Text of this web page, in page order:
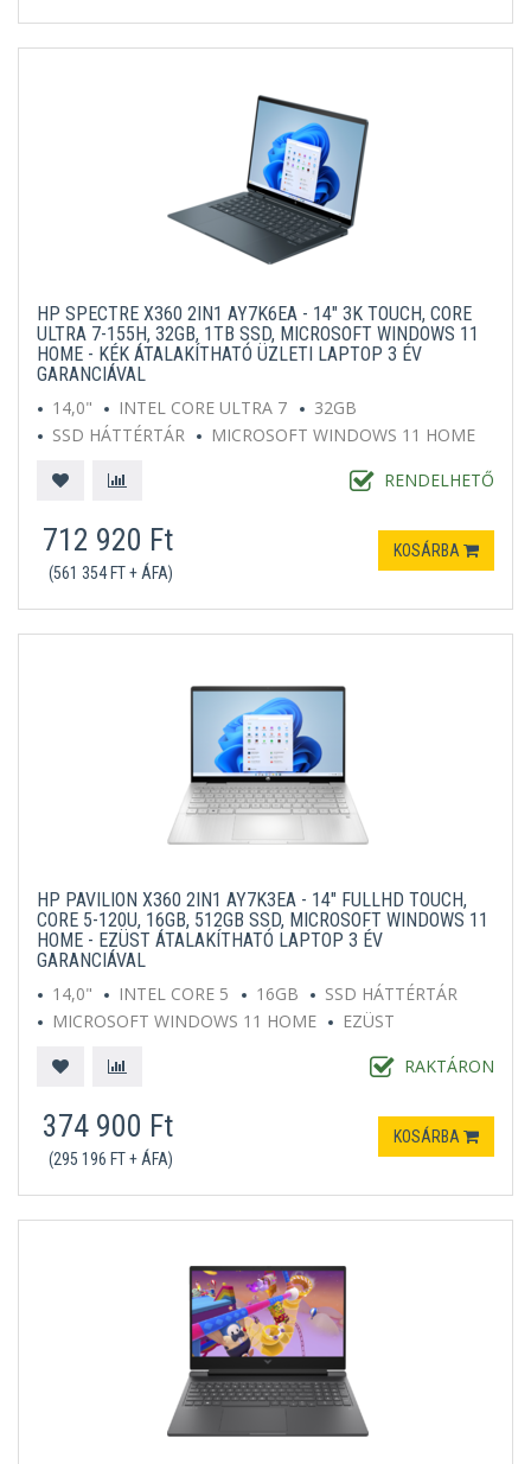
HP SPECTRE X360 2IN1 AY7K6EA - 14" 3K TOUCH, CORE
ULTRA 7-155H, 32GB, 1TB SSD, MICROSOFT WINDOWS 11
HOME - KÉK ÁTALAKÍTHATÓ ÜZLETI LAPTOP 3 ÉV
GARANCIÁVAL
14,0"
INTEL CORE ULTRA 7
32GB
SSD HÁTTÉRTÁR
MICROSOFT WINDOWS 11 HOME
RENDELHETŐ
712 920 Ft
(561 354 FT + ÁFA)
KOSÁRBA
HP PAVILION X360 2IN1 AY7K3EA - 14" FULLHD TOUCH,
CORE 5-120U, 16GB, 512GB SSD, MICROSOFT WINDOWS 11
HOME - EZÜST ÁTALAKÍTHATÓ LAPTOP 3 ÉV
GARANCIÁVAL
14,0"
INTEL CORE 5 16GB
SSD HÁTTÉRTÁR
MICROSOFT WINDOWS 11 HOME
EZÜST
RAKTÁRON
374 900 Ft
(295 196 FT + ÁFA)
KOSÁRBA